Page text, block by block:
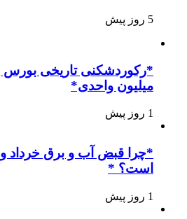
5 روز پیش
میلیون واحدی*
1 روز پیش
است؟ *
1 روز پیش